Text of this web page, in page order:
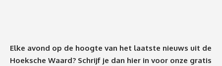
Elke avond op de hoogte van het laatste nieuws uit de
Hoeksche Waard? Schrijf je dan hier in voor onze gratis